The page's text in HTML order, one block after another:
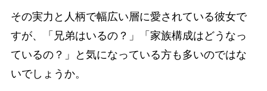
その実力と人柄で幅広い層に愛されている彼女で
すが、「兄弟はいるの？」「家族構成はどうなっ
ているの？」と気になっている方も多いのではな
いでしょうか。